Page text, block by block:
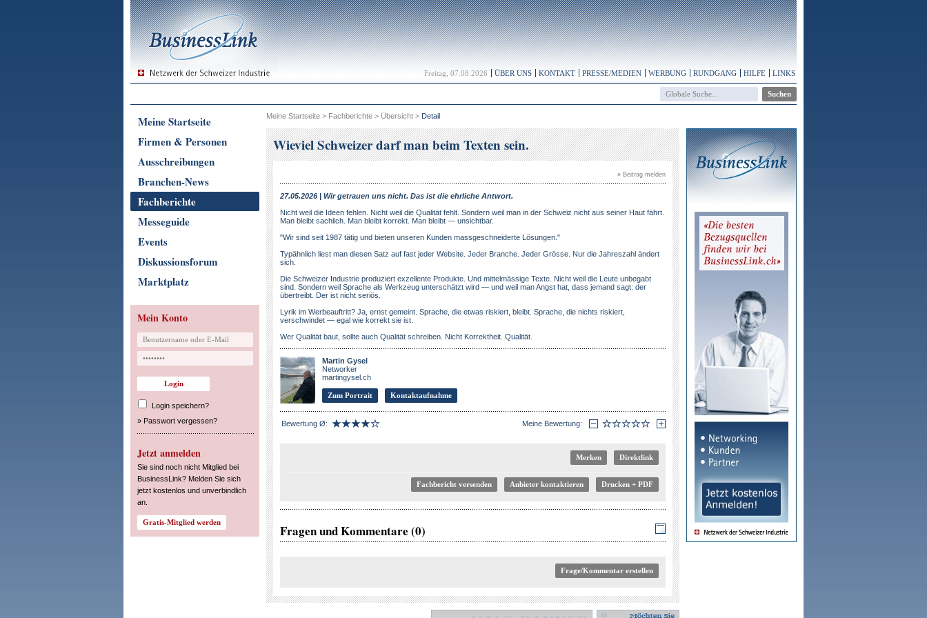
Freitag, 07.08.2026 ÜBER UNS KONTAKT PRESSE/MEDIEN WERBUNG RUNDGANG HILFE LINKS
Meine Startseite
Firmen & Personen
Ausschreibungen
Branchen-News
Fachberichte
Messeguide
Events
Diskussionsforum
Marktplatz
Mein Konto
Login speichern?
» Passwort vergessen?
Jetzt anmelden
Sie sind noch nicht Mitglied bei
BusinessLink? Melden Sie sich
jetzt kostenlos und unverbindlich
an.
Meine Startseite > Fachberichte > Übersicht > Detail
Wieviel Schweizer darf man beim Texten sein.
» Beitrag melden
27.05.2026 | Wir getrauen uns nicht. Das ist die ehrliche Antwort.
Nicht weil die Ideen fehlen. Nicht weil die Qualität fehlt. Sondern weil man in der Schweiz nicht aus seiner Haut fährt.
Man bleibt sachlich. Man bleibt korrekt. Man bleibt — unsichtbar.
"Wir sind seit 1987 tätig und bieten unseren Kunden massgeschneiderte Lösungen."
Typähnlich liest man diesen Satz auf fast jeder Website. Jeder Branche. Jeder Grösse. Nur die Jahreszahl ändert
sich.
Die Schweizer Industrie produziert exzellente Produkte. Und mittelmässige Texte. Nicht weil die Leute unbegabt
sind. Sondern weil Sprache als Werkzeug unterschätzt wird — und weil man Angst hat, dass jemand sagt: der
übertreibt. Der ist nicht seriös.
Lyrik im Werbeauftritt? Ja, ernst gemeint. Sprache, die etwas riskiert, bleibt. Sprache, die nichts riskiert,
verschwindet — egal wie korrekt sie ist.
Wer Qualität baut, sollte auch Qualität schreiben. Nicht Korrektheit. Qualität.
Martin Gysel
Networker
martingysel.ch
Zum Portrait Kontaktaufnahme
Bewertung Ø: Meine Bewertung:
Direktlink
Fachbericht versenden
Fragen und Kommentare (0)